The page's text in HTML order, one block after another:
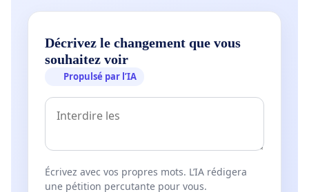
Décrivez le changement que vous
souhaitez voir
Propulsé par l’IA
Écrivez avec vos propres mots. L’IA rédigera
une pétition percutante pour vous.